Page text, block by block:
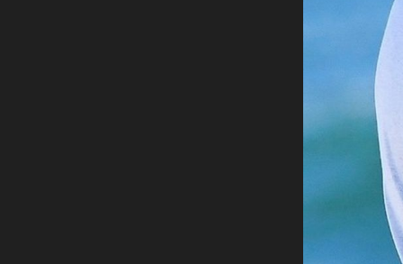
Seksi prizori Brazilke u badiću:
dijelove prekrila je simbolima